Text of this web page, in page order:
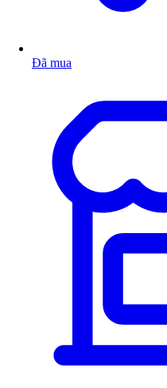
Đã mua